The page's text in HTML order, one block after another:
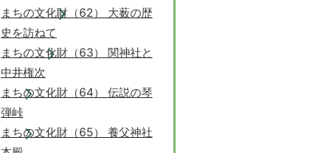
まちの文化財（62） 大薮の歴
史を訪ねて
まちの文化財（63） 関神社と
中井権次
まちの文化財（64） 伝説の琴
弾峠
まちの文化財（65） 養父神社